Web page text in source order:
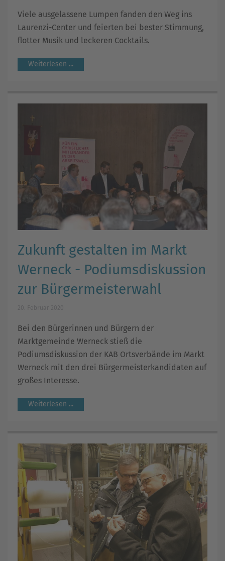
Viele ausgelassene Lumpen fanden den Weg ins
Laurenzi-Center und feierten bei bester Stimmung,
flotter Musik und leckeren Cocktails.
Weiterlesen ...
Zukunft gestalten im Markt
Werneck - Podiumsdiskussion
zur Bürgermeisterwahl
Bei den Bürgerinnen und Bürgern der
Marktgemeinde Werneck stieß die
Podiumsdiskussion der KAB Ortsverbände im Markt
Werneck mit den drei Bürgermeisterkandidaten auf
großes Interesse.
Weiterlesen ...